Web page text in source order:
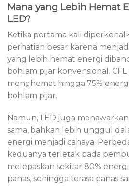
Mana yang Lebih Hemat
LED?
Ketika pertama kali
perhatian besar karena
yang lebih hemat energi
bohlam pijar konvensional.
menghemat hingga 75%
bohlam pijar.
Namun, LED juga
sama, bahkan lebih unggul
energi menjadi cahaya.
keduanya terletak pada
melepaskan sekitar 80%
panas, sehingga terasa panas